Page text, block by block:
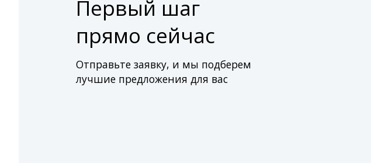
Первый шаг
прямо сейчас
Отправьте заявку, и мы подберем
лучшие предложения для вас